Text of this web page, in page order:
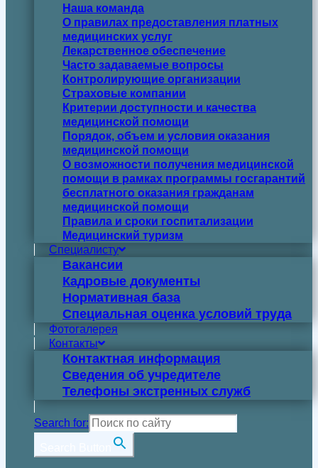
Наша команда
О правилах предоставления платных
медицинских услуг
Лекарственное обеспечение
Часто задаваемые вопросы
Контролирующие организации
Страховые компании
Критерии доступности и качества
медицинской помощи
Порядок, объем и условия оказания
медицинской помощи
О возможности получения медицинской
помощи в рамках программы госгарантий
бесплатного оказания гражданам
медицинской помощи
Правила и сроки госпитализации
Медицинский туризм
Специалисту
Вакансии
Кадровые документы
Нормативная база
Специальная оценка условий труда
Фотогалерея
Контакты
Контактная информация
Сведения об учредителе
Телефоны экстренных служб
Search for: